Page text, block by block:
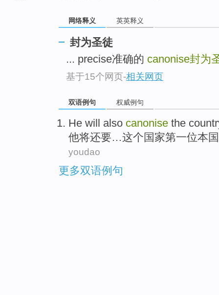
网络释义 英英释义
封为圣徒
... precise准确的 canonise封为
基于15个网页-相关网页
双语例句 权威例句
He will also canonise the
他将还要…这个国家第一位本
youdao
更多双语例句